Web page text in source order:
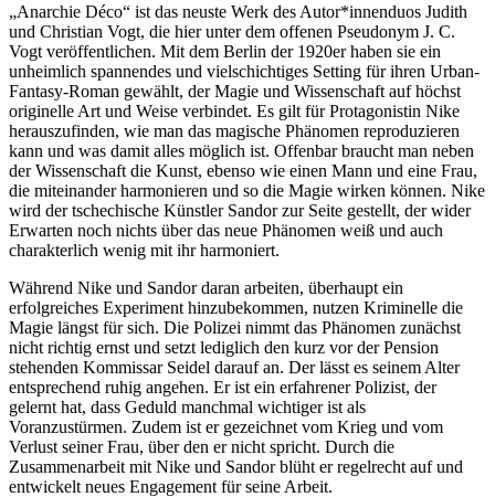
„Anarchie Déco“ ist das neuste Werk des Autor*innenduos Judith
und Christian Vogt, die hier unter dem offenen Pseudonym J. C.
Vogt veröffentlichen. Mit dem Berlin der 1920er haben sie ein
unheimlich spannendes und vielschichtiges Setting für ihren Urban-
Fantasy-Roman gewählt, der Magie und Wissenschaft auf höchst
originelle Art und Weise verbindet. Es gilt für Protagonistin Nike
herauszufinden, wie man das magische Phänomen reproduzieren
kann und was damit alles möglich ist. Offenbar braucht man neben
der Wissenschaft die Kunst, ebenso wie einen Mann und eine Frau,
die miteinander harmonieren und so die Magie wirken können. Nike
wird der tschechische Künstler Sandor zur Seite gestellt, der wider
Erwarten noch nichts über das neue Phänomen weiß und auch
charakterlich wenig mit ihr harmoniert.
Während Nike und Sandor daran arbeiten, überhaupt ein
erfolgreiches Experiment hinzubekommen, nutzen Kriminelle die
Magie längst für sich. Die Polizei nimmt das Phänomen zunächst
nicht richtig ernst und setzt lediglich den kurz vor der Pension
stehenden Kommissar Seidel darauf an. Der lässt es seinem Alter
entsprechend ruhig angehen. Er ist ein erfahrener Polizist, der
gelernt hat, dass Geduld manchmal wichtiger ist als
Voranzustürmen. Zudem ist er gezeichnet vom Krieg und vom
Verlust seiner Frau, über den er nicht spricht. Durch die
Zusammenarbeit mit Nike und Sandor blüht er regelrecht auf und
entwickelt neues Engagement für seine Arbeit.